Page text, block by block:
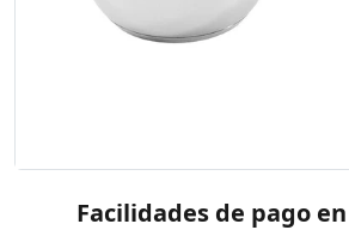
Facilidades de pago